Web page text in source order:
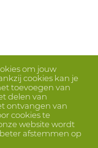
om jouw
cookies kan je
toevoegen van
delen van
ontvangen van
cookies te
website wordt
afstemmen op